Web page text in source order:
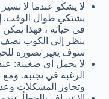
لا يشكو عندما لا
يشتكي طوال الوقت.
في حياته ، فهذا
ينظر إلي الكوب نصف
سوف يغير تصوره
لا يحمل أي ضغينة:
الرغبة في تجنبه.
وتجاوز المشكلات